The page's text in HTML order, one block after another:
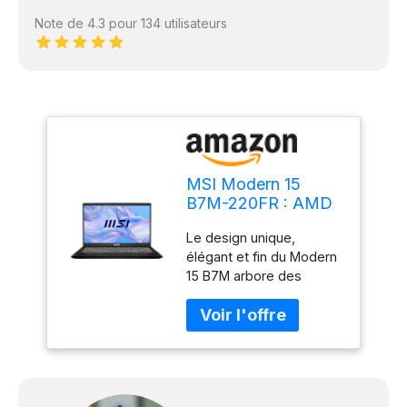
Note de 4.3 pour 134 utilisateurs
MSI Modern 15
B7M-220FR : AMD
16GB LPDDR4 -
SSD 512GB - AMD
Radeon™ Graphics -
15, 6" Full HD -
Windows 11 Famille -
Clavier Azerty
retroéclairé
Le design unique,
élégant et fin du Modern
15 B7M arbore des
attireront les regards de
toutes les personnes qui
vous entourent.